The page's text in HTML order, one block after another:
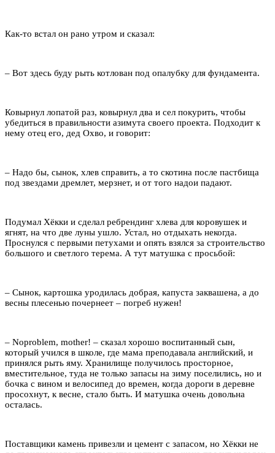
Как-то встал он рано утром и сказал:
– Вот здесь буду рыть котлован под опалубку для фундамента.
Ковырнул лопатой раз, ковырнул два и сел покурить, чтобы
убедиться в правильности азимута своего проекта. Подходит к
нему отец его, дед Охво, и говорит:
– Надо бы, сынок, хлев справить, а то скотина после пастбища
под звездами дремлет, мерзнет, и от того надои падают.
Подумал Хёкки и сделал ребрендинг хлева для коровушек и
ягнят, на что две луны ушло. Устал, но отдыхать некогда.
Проснулся с первыми петухами и опять взялся за строительство
большого и светлого терема. А тут матушка с просьбой:
– Сынок, картошка уродилась добрая, капуста заквашена, а до
весны плесенью почернеет – погреб нужен!
– Noproblem, mother! – сказал хорошо воспитанный сын,
который учился в школе, где мама преподавала английский, и
принялся рыть яму. Хранилище получилось просторное,
вместительное, туда не только запасы на зиму поселились, но и
бочка с вином и велосипед до времен, когда дороги в деревне
просохнут, к весне, стало быть. И матушка очень довольна
осталась.
Поставщики камень привезли и цемент с запасом, но Хёкки не